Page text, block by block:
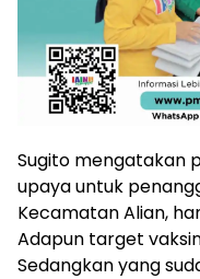
Sugito mengatakan
upaya untuk
Kecamatan Alian,
Adapun target
Sedangkan yang